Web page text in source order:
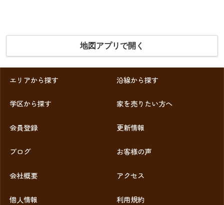
地図アプリで開く
エリアから探す 沿線から探す
学区から探す 家を売りたい方へ
会員登録 更新情報
ブログ お客様の声
会社概要 アクセス
個人情報 利用規約